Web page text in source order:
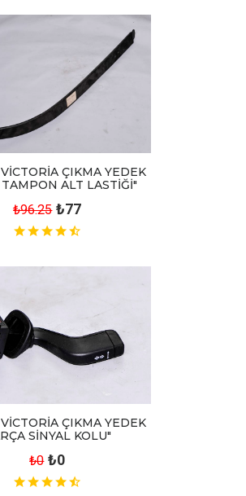
ÇIKMA YEDEK
TAMPON ALT LASTİĞİ"
₺96.25 ₺77
ÇIKMA YEDEK
SİNYAL KOLU"
₺0 ₺0